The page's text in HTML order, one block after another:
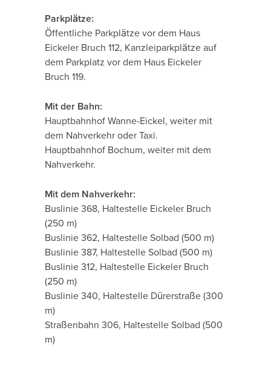
Parkplätze:
Öffentliche Parkplätze vor dem Haus
Eickeler Bruch 112, Kanzleiparkplätze auf
dem Parkplatz vor dem Haus Eickeler
Bruch 119.
Mit der Bahn:
Hauptbahnhof Wanne-Eickel, weiter mit
dem Nahverkehr oder Taxi.
Hauptbahnhof Bochum, weiter mit dem
Nahverkehr.
Mit dem Nahverkehr:
Buslinie 368, Haltestelle Eickeler Bruch
(250 m)
Buslinie 362, Haltestelle Solbad (500 m)
Buslinie 387, Haltestelle Solbad (500 m)
Buslinie 312, Haltestelle Eickeler Bruch
(250 m)
Buslinie 340, Haltestelle Dürerstraße (300
m)
Straßenbahn 306, Haltestelle Solbad (500
m)